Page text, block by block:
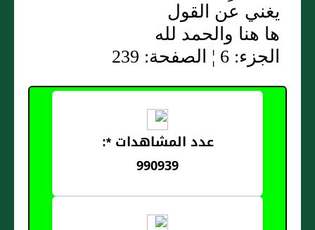
يغني عن القول
ها هنا والحمد لله
الجزء: 6 ¦ الصفحة: 239
عدد المشاهدات *:
990939